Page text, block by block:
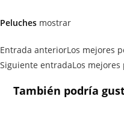
Peluches mostrar
Entrada anteriorLos mejores
Siguiente entradaLos
También podría